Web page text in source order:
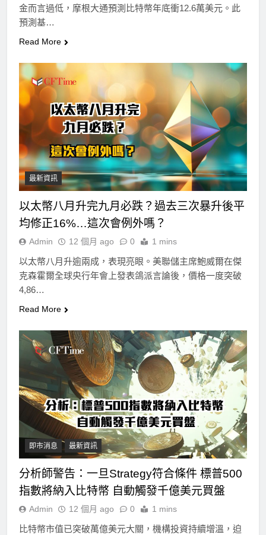
金而言過低，摩根大通預測比特幣年底衝12.6萬美元。此
預測基…
Read More
最新資訊
以太幣八月升完九月必跌？過去三次暴升後平
均修正16%…這次會例外嗎？
Admin 12 個月 ago 0 1 mins
以太幣八月升逾兩成，表現亮眼。美聯儲主席鮑威爾在傑
克森霍爾全球央行年會上發表鴿派言論後，價格一度突破
4,86…
Read More
即市消息 最新資訊
分析師警告：一旦Strategy符合條件 標普500
指數將納入比特幣 自動觸發千億美元買盤
Admin 12 個月 ago 0 1 mins
比特幣市值已突破萬億美元大關，機構投資持續增溫，迫